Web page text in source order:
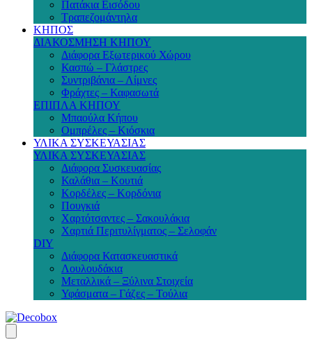
Πατάκια Εισόδου
Τραπεζομάντηλα
ΚΗΠΟΣ
ΔΙΑΚΟΣΜΗΣΗ ΚΗΠΟΥ
Διάφορα Εξωτερικού Χώρου
Κασπώ – Γλάστρες
Συντριβάνια – Λίμνες
Φράχτες – Καφασωτά
ΕΠΙΠΛΑ ΚΗΠΟΥ
Μπαούλα Κήπου
Ομπρέλες – Κιόσκια
ΥΛΙΚΑ ΣΥΣΚΕΥΑΣΙΑΣ
ΥΛΙΚΑ ΣΥΣΚΕΥΑΣΙΑΣ
Διάφορα Συσκευασίας
Καλάθια – Κουτιά
Κορδέλες – Κορδόνια
Πουγκιά
Χαρτότσαντες – Σακουλάκια
Χαρτιά Περιτυλίγματος – Σελοφάν
DIY
Διάφορα Κατασκευαστικά
Λουλουδάκια
Μεταλλικά – Ξύλινα Στοιχεία
Υφάσματα – Γάζες – Τούλια